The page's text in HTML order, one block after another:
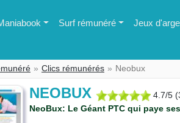
Surf rémunéré Jeux
Clics rémunérés Neobux
NEOBUX 4.7/5 (
NeoBux: Le Géant PTC qui paye